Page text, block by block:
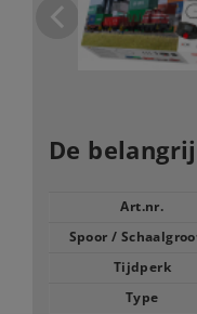
De
Art.nr.
Spoor /
Tijdperk
Type